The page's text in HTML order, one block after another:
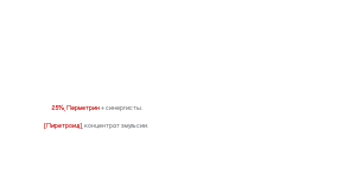
25%, Перметрин+ синергисты.
[Пиретроид] , концентрат эмульсии.